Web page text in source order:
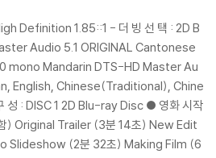
호필름이 붙어 판매되기도 합니다. 보호필
가합니다.
톤 박스로 재포장한 경우, 카톤박스 손상
다.
불량에 의한 교환/반품 신청시 불량 확
청할 수 있으며, 동영상이 없는 경우 교
.
Definition 1.85::1 - 더 빙 선 택 : 2D B
Audio 5.1 ORIGINAL Cantonese
mono Mandarin DTS-HD Master Au
English, Chinese(Traditional), Chine
: DISC 1 2D Blu-ray Disc ● 영화 시작
) Original Trailer (3분 14초) New Edit
Slideshow (2분 32초) Making Film (6